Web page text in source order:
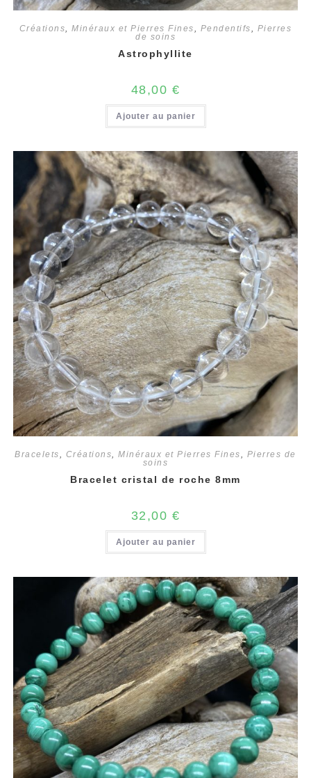
Créations,Minéraux et Pierres Fines, Pendentifs, Pierres
de soins
Astrophyllite
48,00 €
Ajouter au panier
Bracelets, Créations,Minéraux et Pierres Fines, Pierres de
soins
Bracelet cristal de roche 8mm
32,00 €
Ajouter au panier